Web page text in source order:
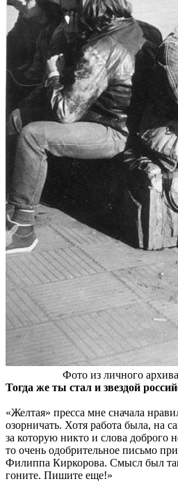
Фото из личного
Тогда же ты стал и звездой
«Желтая» пресса мне сначала
озорничать. Хотя работа была, на
за которую никто и слова доброго
то очень одобрительное письмо
Филиппа Киркорова. Смысл был
гоните. Пишите еще!»